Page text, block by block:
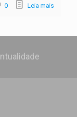
0 Leia mais